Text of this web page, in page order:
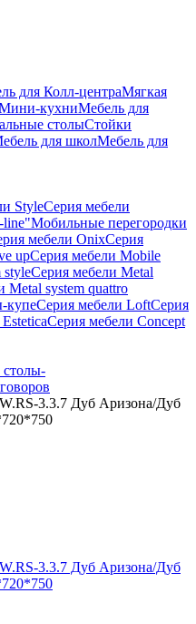
для Колл-центраМягкая
кухниМебель для
столыСтойки
для школМебель для
StyleСерия мебели
line"Мобильные перегородки
мебели OnixСерия
upСерия мебели Mobile
styleСерия мебели Metal
Metal system quattro
купеСерия мебели LoftСерия
Серия мебели Concept
3.3.7 Дуб Аризона/Дуб